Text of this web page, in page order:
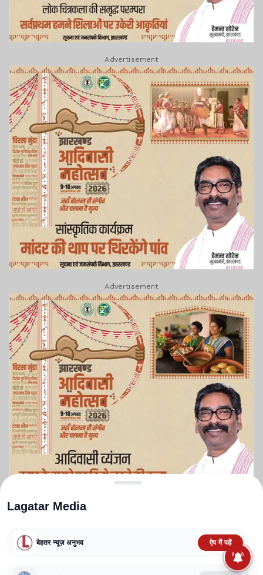
Advertisement
Advertisement
TERMS AND CONDITIONS
Lagatar Media
बेहतर न्यूज़ अनुभव ऐप में पढ़ें